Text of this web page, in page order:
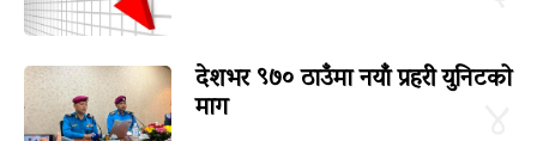
देशभर ९७० ठाउँमा नयाँ प्रहरी युनिटको
माग